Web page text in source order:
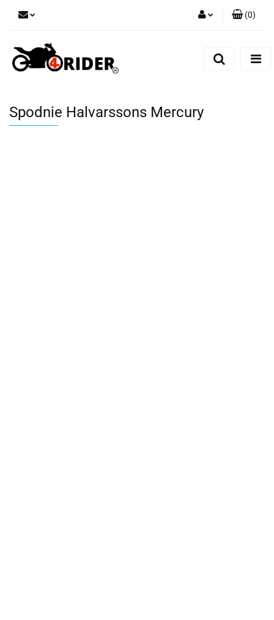
(0)
Spodnie Halvarssons Mercury